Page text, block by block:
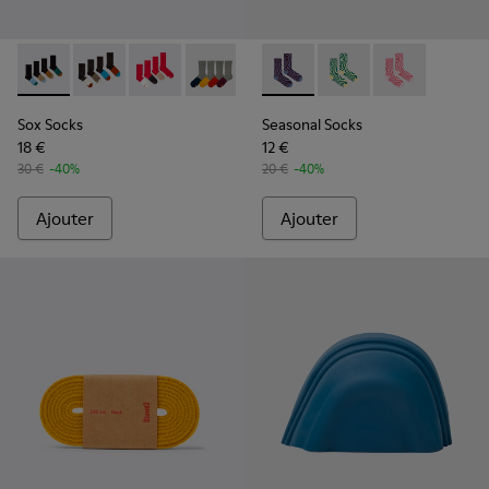
Sox Socks - KA00003-021 - Chaussettes mi-longues aux
Sox Socks - KA00003-022
Sox Socks - KA00003-019
Sox Socks - KA00003-003
Sox Socks
18 €
30 € -40%
Ajouter
Seasonal Socks -
Seasonal Socks -
Seasonal
Seasonal Socks
12 €
20 € -40%
Ajouter